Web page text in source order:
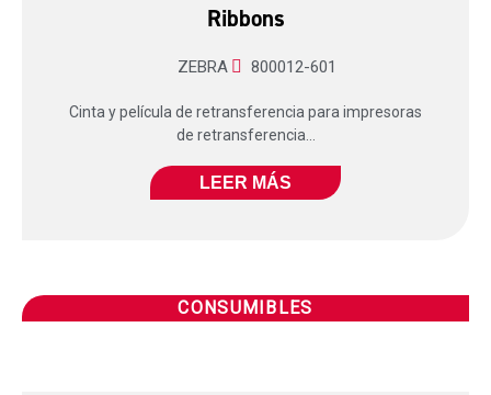
Ribbons
ZEBRA 800012-601
Cinta y película de retransferencia para impresoras
de retransferencia...
LEER MÁS
CONSUMIBLES